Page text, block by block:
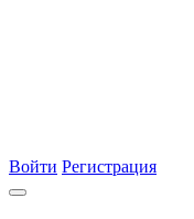
Войти Регистрация